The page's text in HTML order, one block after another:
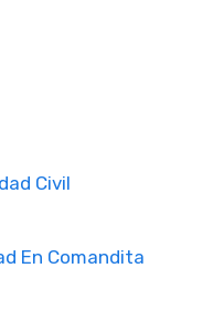
Civil
En Comandita